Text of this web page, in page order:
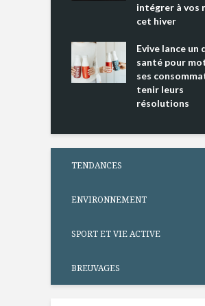
intégrer à vos
cet hiver
Evive lance un
santé pour
ses
tenir leurs
résolutions
TENDANCES
ENVIRONNEMENT
SPORT ET VIE ACTIVE
BREUVAGES